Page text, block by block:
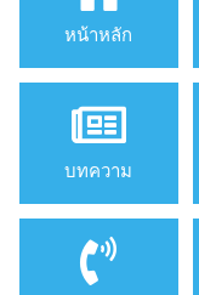
หน้าหลัก
บทความ